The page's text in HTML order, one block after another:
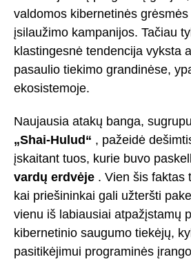
valdomos kibernetinės
įsilaužimo kampanijos. Tačiau
klastingesnė tendencija vyksta
pasaulio tiekimo grandinėse,
ekosistemoje.
Naujausia atakų banga,
„Shai-Hulud“ , pažeidė
įskaitant tuos, kurie buvo
vardų erdvėje . Vien šis faktas
kai priešininkai gali užteršti
vienu iš labiausiai atpažįstamų
kibernetinio saugumo tiekėjų,
pasitikėjimui programinės